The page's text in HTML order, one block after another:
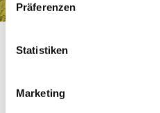
Präferenzen
Statistiken
Marketing
Warencenter